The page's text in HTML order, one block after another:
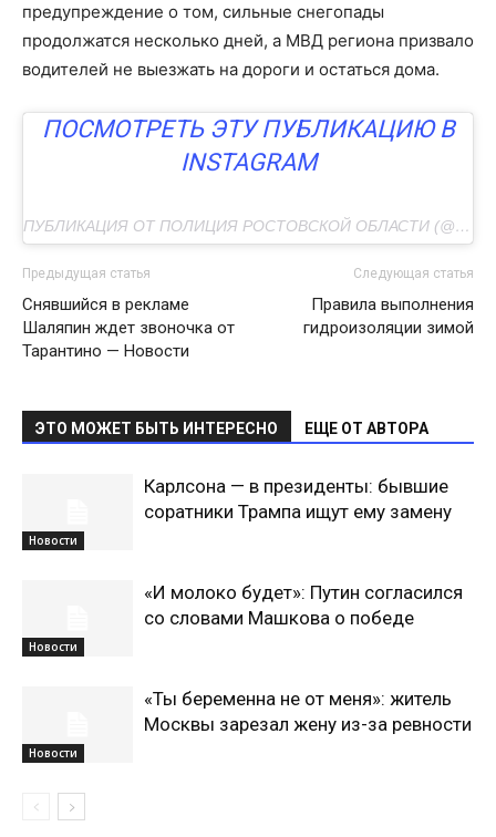
предупреждение о том, сильные снегопады
продолжатся несколько дней, а МВД региона призвало
водителей не выезжать на дороги и остаться дома.
ПОСМОТРЕТЬ ЭТУ ПУБЛИКАЦИЮ В
INSTAGRAM
ПУБЛИКАЦИЯ ОТ ПОЛИЦИЯ РОСТОВСКОЙ ОБЛАСТИ (@GUMVDRO)
Предыдущая статья
Снявшийся в рекламе
Шаляпин ждет звоночка от
Тарантино — Новости
Следующая статья
Правила выполнения
гидроизоляции зимой
ЭТО МОЖЕТ БЫТЬ ИНТЕРЕСНО ЕЩЕ ОТ АВТОРА
Новости
Карлсона — в президенты: бывшие
соратники Трампа ищут ему замену
Новости
«И молоко будет»: Путин согласился
со словами Машкова о победе
Новости
«Ты беременна не от меня»: житель
Москвы зарезал жену из-за ревности